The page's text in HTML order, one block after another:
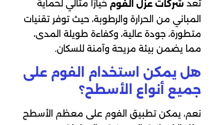
تعد شركات عزل الفوم خيارًا مثالي لحماية
المباني من الحرارة والرطوبة، حيث توفر تقنيات
متطورة، جودة عالية، وكفاءة طويلة المدى،
مما يضمن بيئة مريحة وآمنة للسكان.
هل يمكن استخدام الفوم على
جميع أنواع الأسطح؟
نعم، يمكن تطبيق الفوم على معظم الأسطح